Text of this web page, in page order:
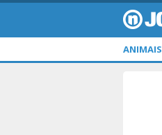
ANIMAIS